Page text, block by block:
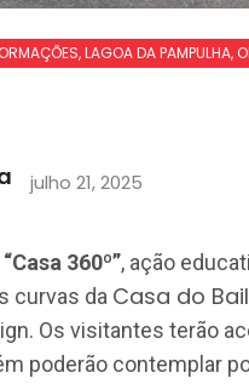
,LAGOA DA PAMPULHA,
julho 21, 2025
“Casa 360º”, ação
curvas da Casa do
Os visitantes terão
poderão contemplar